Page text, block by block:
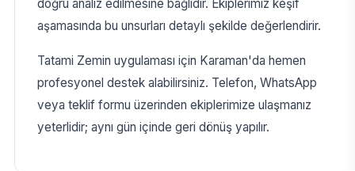
doğru analiz edilmesine bağlıdır. Ekiplerimiz keşif
aşamasında bu unsurları detaylı şekilde değerlendirir.
Tatami Zemin uygulaması için Karaman'da hemen
profesyonel destek alabilirsiniz. Telefon, WhatsApp
veya teklif formu üzerinden ekiplerimize ulaşmanız
yeterlidir; aynı gün içinde geri dönüş yapılır.